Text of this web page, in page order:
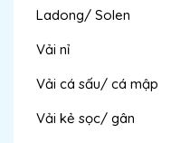
Ladong/ Solen
Vải nỉ
Vải cá sấu/ cá mập
Vải kẻ sọc/ gân